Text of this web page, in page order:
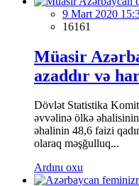
9 Mart 2020
16161
Müasir
azaddır və
Dövlət Statistika
əvvəlinə ölkə
əhalinin 48,6 faizi
olaraq məşğulluq...
Ardını oxu